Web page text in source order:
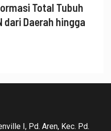
Total Tubuh
dari Daerah hingga
I, Pd. Aren, Kec. Pd.